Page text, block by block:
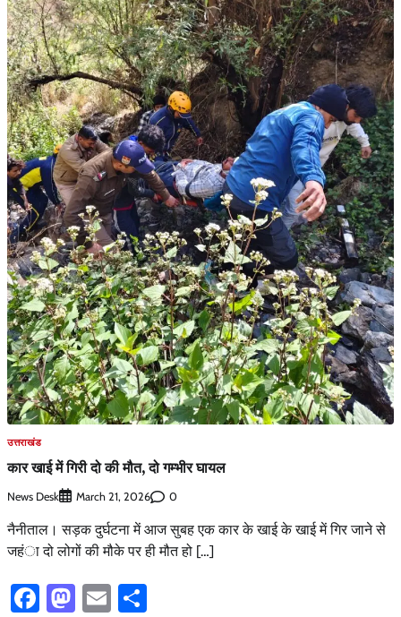
उत्तराखंड
कार खाई में गिरी दो की मौत, दो गम्भीर घायल
News Desk March 21, 2026 0
नैनीताल। सड़क दुर्घटना में आज सुबह एक कार के खाई के खाई में गिर जाने से
जहंा दो लोगों की मौके पर ही मौत हो […]
Facebook
Mastodon
Email